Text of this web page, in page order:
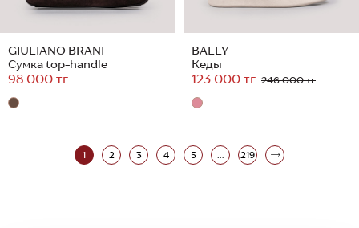
GIULIANO BRANI
Сумка top-handle
98 000 тг
BALLY
Кеды
123 000 тг 246 000 тг
1 2 3 4 5 ... 219